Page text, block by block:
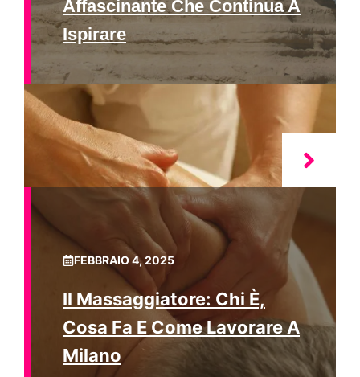
Affascinante Che Continua A
Ispirare
FEBBRAIO 4, 2025
Il Massaggiatore: Chi È,
Cosa Fa E Come Lavorare A
Milano